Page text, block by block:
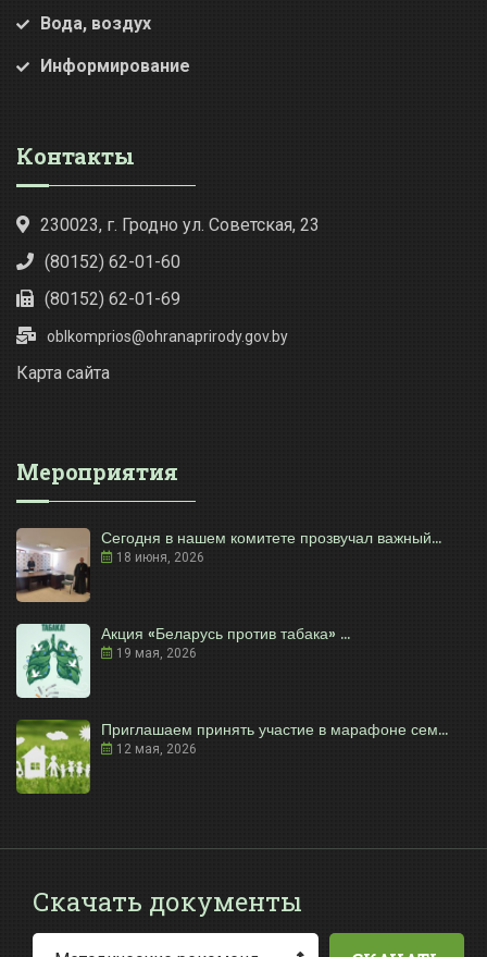
Вода, воздух
Информирование
Контакты
230023, г. Гродно ул. Советская, 23
(80152) 62-01-60
(80152) 62-01-69
oblkomprios@ohranaprirody.gov.by
Карта сайта
Мероприятия
Сегодня в нашем комитете прозвучал важный...
18 июня, 2026
Акция «Беларусь против табака» ...
19 мая, 2026
Приглашаем принять участие в марафоне сем...
12 мая, 2026
Скачать документы